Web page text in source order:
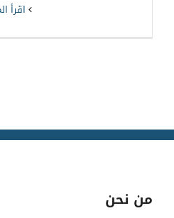
‫اقرأ المزيد
من نحن